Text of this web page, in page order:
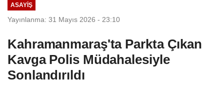
ASAYİŞ
Yayınlanma: 31 Mayıs 2026 - 23:10
Kahramanmaraş'ta Parkta Çıkan
Kavga Polis Müdahalesiyle
Sonlandırıldı